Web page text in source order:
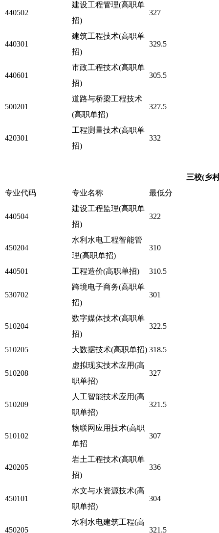
440502
建设工程管理(高职单
招)
327
440301
建筑工程技术(高职单
招)
329.5
440601
市政工程技术(高职单
招)
305.5
500201
道路与桥梁工程技术
(高职单招)
327.5
420301
工程测量技术(高职单
招)
332
三校(乡
专业代码
专业名称 最低分
440504
建设工程监理(高职单
招)
322
450204
水利水电工程智能管
理(高职单招)
310
440501 工程造价(高职单招) 310.5
530702
跨境电子商务(高职单
招)
301
510204
数字媒体技术(高职单
招)
322.5
510205 大数据技术(高职单招) 318.5
510208
虚拟现实技术应用(高
职单招)
327
510209
人工智能技术应用(高
职单招)
321.5
510102
物联网应用技术(高职
单招
307
420205
岩土工程技术(高职单
招)
336
450101
水文与水资源技术(高
职单招)
304
450205
水利水电建筑工程(高
321.5